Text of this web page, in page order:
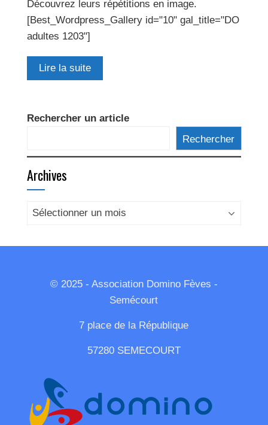
Découvrez leurs répétitions en image.
[Best_Wordpress_Gallery id="10" gal_title="DO
adultes 1203"]
Lire la suite
Rechercher un article
Rechercher
Archives
Archives
© 2025 - Association Domino Fèves -
Semécourt
7 place de la République
57280 SEMECOURT